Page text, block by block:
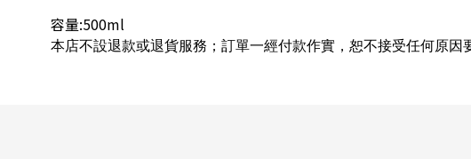
容量:500ml
本店不設退款或退貨服務；訂單一經付款作實，恕不接受任何原因